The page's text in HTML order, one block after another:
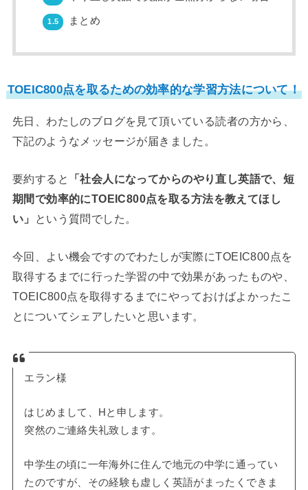
1.5 まとめ
TOEIC800点を取るための効率的な学習方法について！
先日、わたしのブログを見て頂いている読者の方から、
下記のようなメッセージが届きました。
要約すると
「社会人になってからのやり直し英語で、短
期間で効率的にTOEIC800点を取る方法を教えてほし
い」
という質問でした。
今回、よい機会ですのでわたしが実際にTOEIC800点を
取得するまでに行った学習の中で効果があったものや、
TOEIC800点を取得するまでにやっておけばよかったこ
とについてシェアしたいと思います。
エラン様
はじめまして、Hと申します。
突然のご連絡失礼致します。
中学生の頃に一年海外に住んで地元の中学に通ってい
たのですが、その経験も虚しく英語がまったくできま